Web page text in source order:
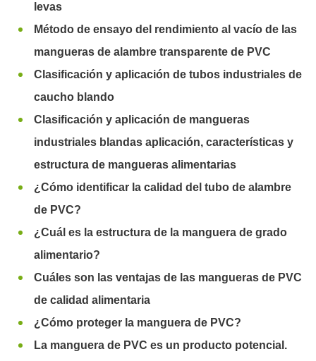
levas
Método de ensayo del rendimiento al vacío de las
mangueras de alambre transparente de PVC
Clasificación y aplicación de tubos industriales de
caucho blando
Clasificación y aplicación de mangueras
industriales blandas aplicación, características y
estructura de mangueras alimentarias
¿Cómo identificar la calidad del tubo de alambre
de PVC?
¿Cuál es la estructura de la manguera de grado
alimentario?
Cuáles son las ventajas de las mangueras de PVC
de calidad alimentaria
¿Cómo proteger la manguera de PVC?
La manguera de PVC es un producto potencial.